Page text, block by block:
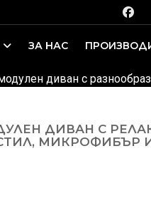
ЗА НАС
диван с
ДИВАН С
МИКРОФИБЪР